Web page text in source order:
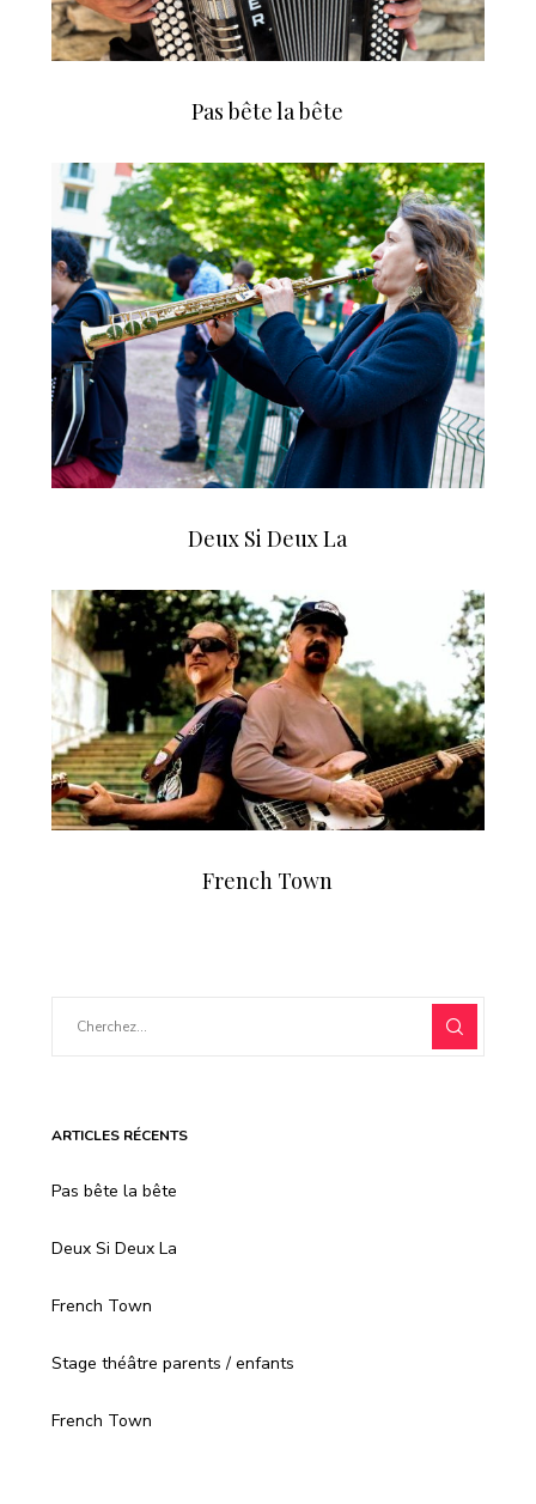
Pas bête la bête
Deux Si Deux La
French Town
ARTICLES RÉCENTS
Pas bête la bête
Deux Si Deux La
French Town
Stage théâtre parents / enfants
French Town